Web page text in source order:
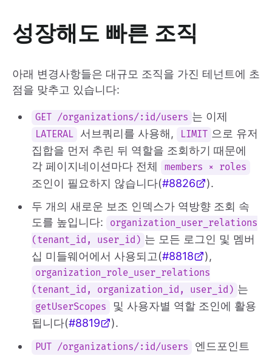
성장해도 빠른 조직
아래 변경사항들은 대규모 조직을 가진 테넌트에 초
점을 맞추고 있습니다:
GET /organizations/:id/users 는 이제
LATERAL 서브쿼리를 사용해, LIMIT 으로 유저
집합을 먼저 추린 뒤 역할을 조회하기 때문에
각 페이지네이션마다 전체
members × roles
조인이 필요하지 않습니다(#8826
).
두 개의 새로운 보조 인덱스가 역방향 조회 속
도를 높입니다:
organization_user_relations
(tenant_id, user_id) 는 모든 로그인 및 멤버
십 미들웨어에서 사용되고(#8818 ),
organization_role_user_relations
(tenant_id, organization_id, user_id) 는
getUserScopes
및 사용자별 역할 조인에 활용
됩니다(#8819 ).
PUT /organizations/:id/users
엔드포인트